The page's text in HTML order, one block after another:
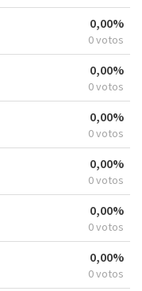
0,00%
0 votos
0,00%
0 votos
0,00%
0 votos
0,00%
0 votos
0,00%
0 votos
0,00%
0 votos